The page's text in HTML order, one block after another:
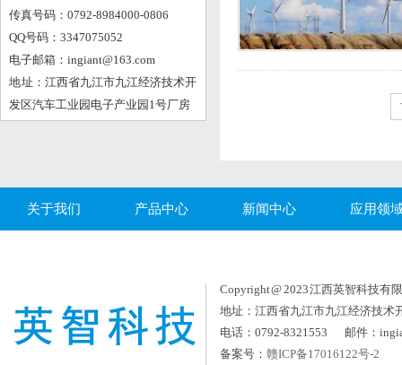
传真号码：0792-8984000-0806
QQ号码：3347075052
电子邮箱：ingiant@163.com
地 址：江西省九江市九江经济技术开
发区汽车工业园电子产业园1号厂房
关于我们 产品中心 新闻中心 应用领
Copyright @ 2023 江西英智科技有
地址：江西省九江市九江经济技术
电话：0792-8321553 邮件：
备案号： 赣ICP备17016122号-2